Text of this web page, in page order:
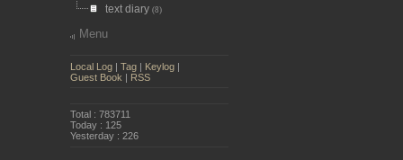
text diary(8)
Menu
Local Log |Tag | Keylog |
Guest Book | RSS
Total : 783711
Today : 125
Yesterday : 226